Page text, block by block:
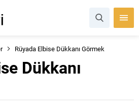
Rüyada Elbise Dükkanı Görmek
Dükkanı